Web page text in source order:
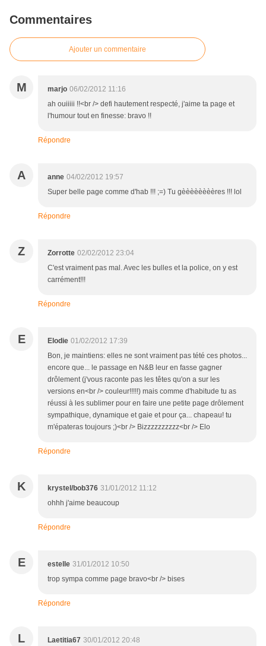
Commentaires
Ajouter un commentaire
M marjo 06/02/2012 11:16
ah ouiiiii !!<br /> defi hautement respecté, j'aime ta page et
l'humour tout en finesse: bravo !!
Répondre
A anne 04/02/2012 19:57
Super belle page comme d'hab !!! ;=) Tu gèèèèèèèères !!! lol
Répondre
Z Zorrotte 02/02/2012 23:04
C'est vraiment pas mal. Avec les bulles et la police, on y est
carrément!!!
Répondre
E Elodie 01/02/2012 17:39
Bon, je maintiens: elles ne sont vraiment pas tété ces photos...
encore que... le passage en N&B leur en fasse gagner
drôlement (j'vous raconte pas les têtes qu'on a sur les
versions en<br /> couleur!!!!!) mais comme d'habitude tu as
réussi à les sublimer pour en faire une petite page drôlement
sympathique, dynamique et gaie et pour ça... chapeau! tu
m'épateras toujours ;)<br /> Bizzzzzzzzzz<br /> Elo
Répondre
K krystel/bob376 31/01/2012 11:12
ohhh j'aime beaucoup
Répondre
E estelle 31/01/2012 10:50
trop sympa comme page bravo<br /> bises
Répondre
L Laetitia67 30/01/2012 20:48